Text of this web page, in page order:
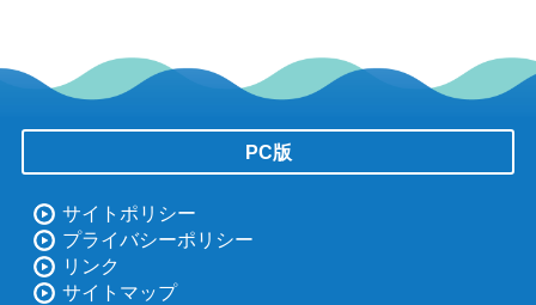
PC版
サイトポリシー
プライバシーポリシー
リンク
サイトマップ